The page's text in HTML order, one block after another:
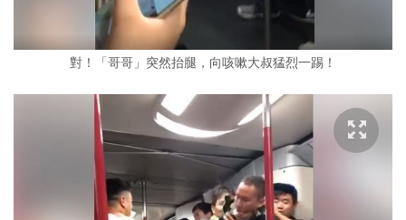
對！「哥哥」突然抬腿，向咳嗽大叔猛烈一踢！